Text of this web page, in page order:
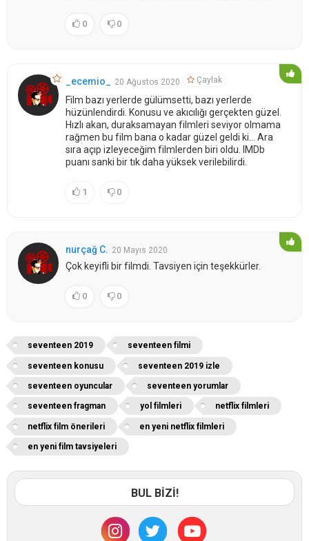
0 0
_ecemio_ 20 Ağustos 2020 Çaylak
Film bazı yerlerde gülümsetti, bazı yerlerde
hüzünlendirdi. Konusu ve akıcılığı gerçekten güzel.
Hızlı akan, duraksamayan filmleri seviyor olmama
rağmen bu film bana o kadar güzel geldi ki... Ara
sıra açıp izleyeceğim filmlerden biri oldu. IMDb
puanı sanki bir tık daha yüksek verilebilirdi.
1 0
nurçağ C. 20 Mayıs 2020
Çok keyifli bir filmdi. Tavsiyen için teşekkürler.
0 0
seventeen 2019 seventeen filmi
seventeen konusu seventeen 2019 izle
seventeen oyuncular seventeen yorumlar
seventeen fragman yol filmleri netflix filmleri
netflix film önerileri en yeni netflix filmleri
en yeni film tavsiyeleri
BUL BİZİ!